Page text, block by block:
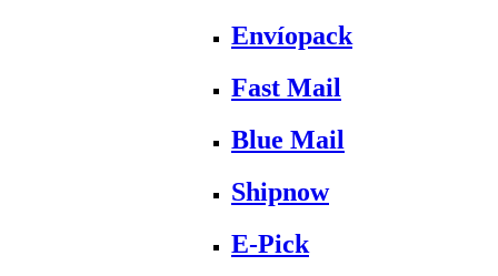
Envíopack
Fast Mail
Blue Mail
Shipnow
E-Pick